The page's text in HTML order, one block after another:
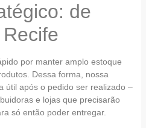
de
por manter amplo estoque
Dessa forma, nossa
útil após o pedido ser realizado –
e lojas que precisarão
só então poder entregar.